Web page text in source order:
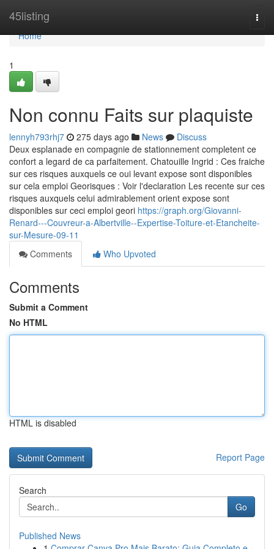
45listing
Home
Home
1
Non connu Faits sur plaquiste
lennyh793rhj7 275 days ago News
Discuss
Deux esplanade en compagnie de stationnement completent ce
confort a legard de ca parfaitement. Chatouille Ingrid : Ces fraiche
sur ces risques auxquels ce oui levant expose sont disponibles
sur cela emploi Georisques : Voir l'declaration Les recente sur ces
risques auxquels celui admirablement orient expose sont
disponibles sur ceci emploi geori https://graph.org/Giovanni-
Renard---Couvreur-a-Albertville--Expertise-Toiture-et-Etancheite-
sur-Mesure-09-11
Comments
Who Upvoted
Comments
Submit a Comment
No HTML
HTML is disabled
Report Page
Search
Go
Published News